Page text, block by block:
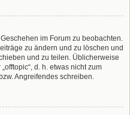
im Forum zu beobachten.
zu ändern und zu löschen und
und zu teilen. Üblicherweise
d. h. etwas nicht zum
Angreifendes schreiben.